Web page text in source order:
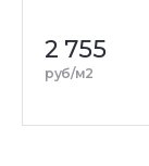
2 755
руб/м2